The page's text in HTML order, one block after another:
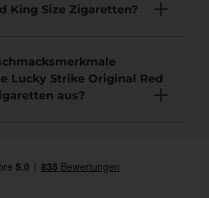
King Size Zigaretten?
Lucky Strike Original Red
aus?